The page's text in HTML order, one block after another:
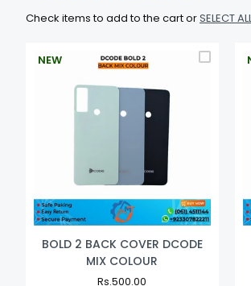
Check items to add to the cart orSELECT
NEW
BOLD 2 BACK COVER DCODE
MIX COLOUR
Regular
Rs.500.00